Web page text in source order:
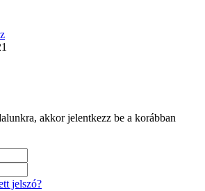
akkor jelentkezz be a korábban
jelszó?